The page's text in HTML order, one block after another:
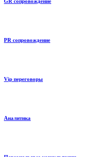
PR сопровождение
Vip переговоры
Аналитика